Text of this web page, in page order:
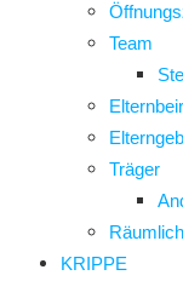
Team
Träger
KRIPPE